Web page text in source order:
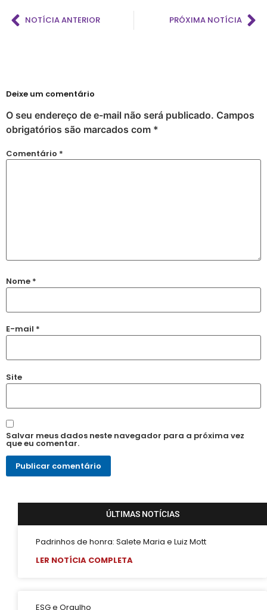
NOTÍCIA ANTERIOR PRÓXIMA NOTÍCIA
Deixe um comentário
O seu endereço de e-mail não será publicado. Campos
obrigatórios são marcados com *
Comentário *
Nome *
E-mail *
Site
Salvar meus dados neste navegador para a próxima vez
que eu comentar.
ÚLTIMAS NOTÍCIAS
Padrinhos de honra: Salete Maria e Luiz Mott
LER NOTÍCIA COMPLETA
ESG e Orgulho